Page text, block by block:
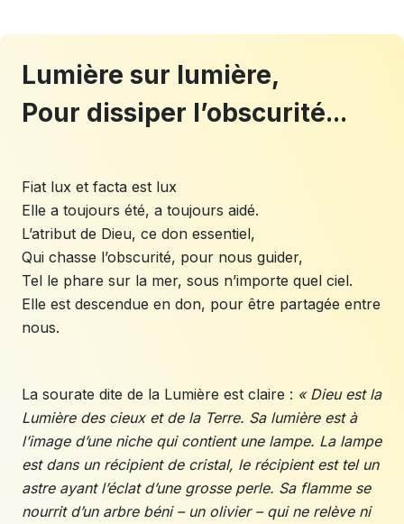
Lumière sur lumière,
Pour dissiper l’obscurité...
Fiat lux et facta est lux
Elle a toujours été, a toujours aidé.
L’atribut de Dieu, ce don essentiel,
Qui chasse l’obscurité, pour nous guider,
Tel le phare sur la mer, sous n’importe quel ciel.
Elle est descendue en don, pour être partagée entre
nous.
La sourate dite de la Lumière est claire : « Dieu est la
Lumière des cieux et de la Terre. Sa lumière est à
l’image d’une niche qui contient une lampe. La lampe
est dans un récipient de cristal, le récipient est tel un
astre ayant l’éclat d’une grosse perle. Sa flamme se
nourrit d’un arbre béni – un olivier – qui ne relève ni